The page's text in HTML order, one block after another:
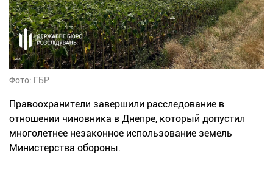
Фото: ГБР
Правоохранители завершили расследование в
отношении чиновника в Днепре, который допустил
многолетнее незаконное использование земель
Министерства обороны.